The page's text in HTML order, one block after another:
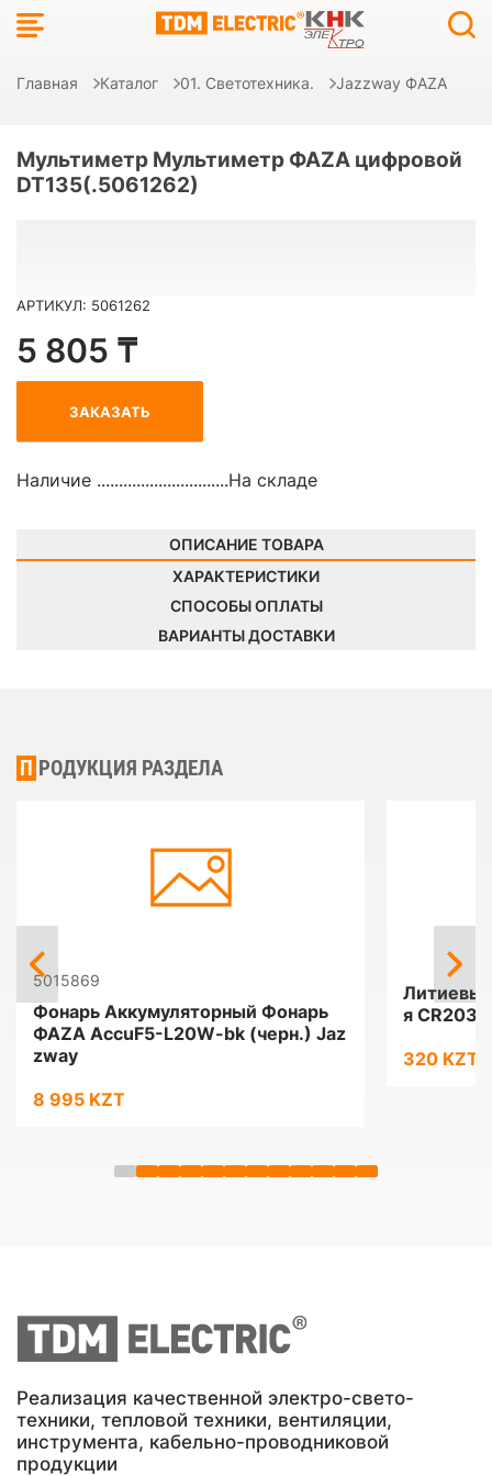
Главная Каталог 01. Светотехника. Jazzway ФAZA
Мультиметр Мультиметр ФАZА цифровой
DT135(.5061262)
АРТИКУЛ: 5061262
5 805 ₸
ЗАКАЗАТЬ
Наличие ..............................На складе
ОПИСАНИЕ ТОВАРА
ХАРАКТЕРИСТИКИ
СПОСОБЫ ОПЛАТЫ
ВАРИАНТЫ ДОСТАВКИ
ПРОДУКЦИЯ РАЗДЕЛА
5015869
Фонарь Аккумуляторный Фонарь
ФАZА AccuF5-L20W-bk (черн.) Jaz
zway
8 995 KZT
я
320 KZT
Реализация качественной электро-свето-
техники, тепловой техники, вентиляции,
инструмента, кабельно-проводниковой
продукции